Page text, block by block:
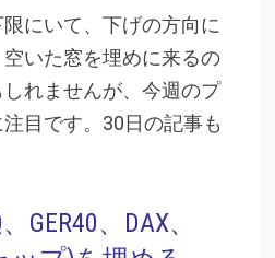
にいて、下げの方向に
いた窓を埋めに来るの
れませんが、今週のプ
目です。30日の記事も
GER40、DAX、